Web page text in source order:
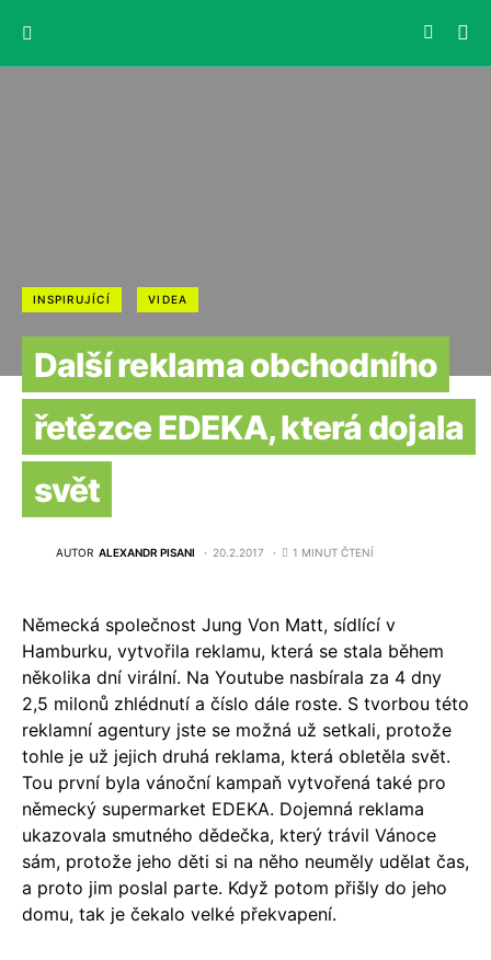
INSPIRUJÍCÍ VIDEA
Další reklama obchodního
řetězce EDEKA, která dojala
svět
AUTOR ALEXANDR PISANI 20.2.2017 1 MINUT ČTENÍ
Německá společnost Jung Von Matt, sídlící v
Hamburku, vytvořila reklamu, která se stala během
několika dní virální. Na Youtube nasbírala za 4 dny
2,5 milonů zhlédnutí a číslo dále roste. S tvorbou této
reklamní agentury jste se možná už setkali, protože
tohle je už jejich druhá reklama, která obletěla svět.
Tou první byla vánoční kampaň vytvořená také pro
německý supermarket EDEKA. Dojemná reklama
ukazovala smutného dědečka, který trávil Vánoce
sám, protože jeho děti si na něho neuměly udělat čas,
a proto jim poslal parte. Když potom přišly do jeho
domu, tak je čekalo velké překvapení.